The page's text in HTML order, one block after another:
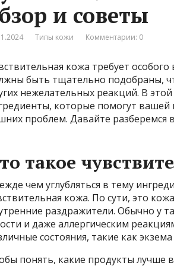
и советы
Типы кожи Комментарии: 0
кожа требует
быть тщательно подобраны,
нежелательных реакций. В
которые помогут вашей
проблем. Давайте разберемся
такое
чем углубляться в тему
кожа. По сути, это
раздражители. Обычно у
и даже аллергическим
состояния, такие как
понять, какие продукты лучше